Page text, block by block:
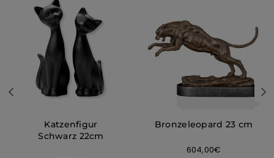
Katzenfigur
Schwarz 22cm
Bronzeleopard 23 cm
Normaler
604,00€